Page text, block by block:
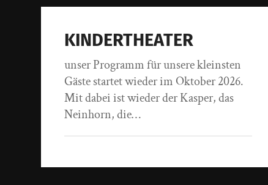
KINDERTHEATER
unser Programm für unsere kleinsten
Gäste startet wieder im Oktober 2026.
Mit dabei ist wieder der Kasper, das
Neinhorn, die…